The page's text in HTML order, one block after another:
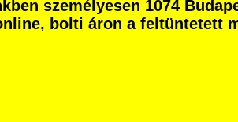
személyesen 1074
bolti áron a feltüntetett